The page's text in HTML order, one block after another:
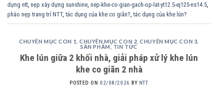
dựng ntt, nẹp xây dựng sunshine, nep-khe-co-gian-gach-op-lat-yt12.5-ej125-ns14.5,
phào nẹp trang trí NTT,tác dụng của khe co giãn?,tác dụng của khe lún?
CHUYÊN MỤC CON 1 ,CHUYÊN MỤC CON 2 ,CHUYÊN MỤC CON 3
SẢN PHẨM , TIN TỨC
Khe lún giữa 2 khối nhà, giải pháp xử lý khe lún
khe co giãn 2 nhà
POSTED ON 02/08/2026 BY NTT